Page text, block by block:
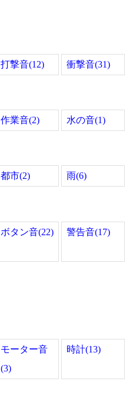
打撃音(12) 衝撃音(31)
作業音(2) 水の音(1)
都市(2) 雨(6)
ボタン音(22) 警告音(17)
モーター音
(3)
時計(13)